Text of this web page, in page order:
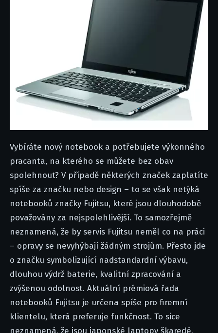
Vybíráte nový notebook a potřebujete výkonného
pracanta, na kterého se můžete bez obav
spolehnout? V případě některých značek zaplatíte
spíše za značku nebo design – to se však netýká
notebooků značky Fujitsu, které jsou dlouhodobě
považovány za nejspolehlivější. To samozřejmě
neznamená, že by servis Fujitsu neměl co na práci
– opravy se nevyhýbají žádným strojům. Přesto jde
o značku symbolizující nadstandardní výbavu,
dlouhou výdrž baterie, kvalitní zpracování a
zvýšenou odolnost. Aktuální prémiová řada
notebooků Fujitsu je určena spíše pro firemní
klientelu, která preferuje funkčnost. To sice
neznamená, že jsou japonské laptopy škaredé,